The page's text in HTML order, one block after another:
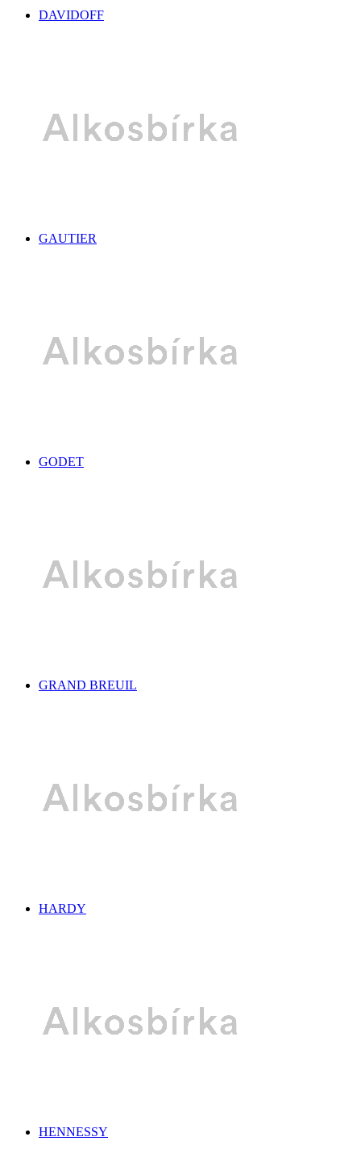
DAVIDOFF
GAUTIER
GODET
GRAND BREUIL
HARDY
HENNESSY